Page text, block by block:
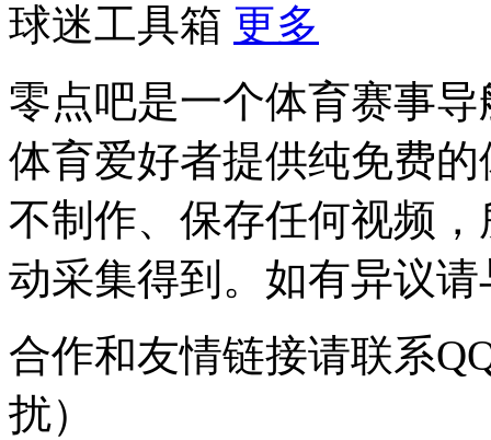
球迷工具箱 更多
零点吧是一个体育赛事
体育爱好者提供纯免费
不制作、保存任何视频
动采集得到。如有异议
合作和友情链接请联系
扰）